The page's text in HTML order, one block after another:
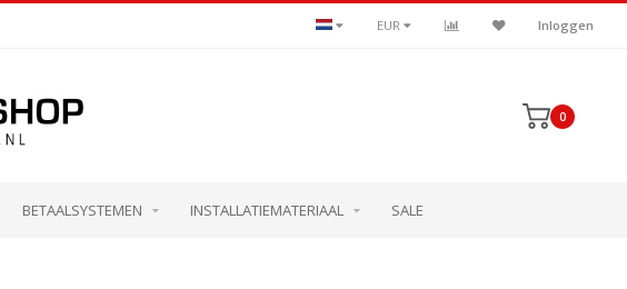
EUR Inloggen
0
BETAALSYSTEMEN INSTALLATIEMATERIAAL SALE